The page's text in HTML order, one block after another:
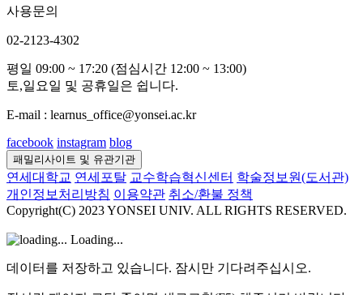
사용문의
02-2123-4302
평일 09:00 ~ 17:20 (점심시간 12:00 ~ 13:00)
토,일요일 및 공휴일은 쉽니다.
E-mail : learnus_office@yonsei.ac.kr
facebook instagram blog
패밀리사이트 및 유관기관
연세대학교 연세포탈 교수학습혁신센터 학술정보원(도서관)
개인정보처리방침 이용약관 취소/환불 정책
Copyright(C) 2023 YONSEI UNIV. ALL RIGHTS RESERVED.
Loading...
데이터를 저장하고 있습니다. 잠시만 기다려주십시오.